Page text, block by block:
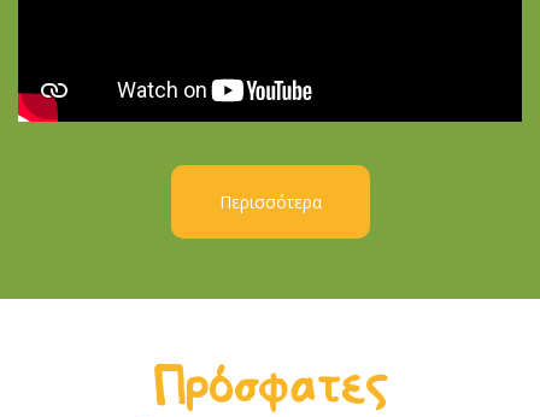
Περισσότερα
Πρόσφατες